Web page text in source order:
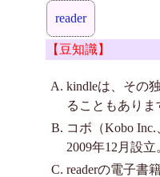
reader
【豆知識】
kindleは、その
ることもありま
コボ（Kobo
2009年12月設
readerの電子書